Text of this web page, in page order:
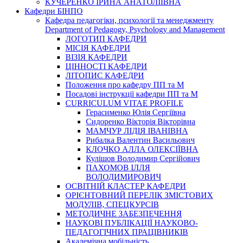
КУЧЕРЕНКО ІРИНА АНАТОЛІЇВНА
Кафедри БІНПО
Кафедра педагогіки, психології та менеджменту
Department of Pedagogy, Psychology and Management
ЛОГОТИП КАФЕДРИ
МІСІЯ КАФЕДРИ
ВІЗІЯ КАФЕДРИ
ЦІННОСТІ КАФЕДРИ
ЛІТОПИС КАФЕДРИ
Положення про кафедру ПП та М
Посадові інструкції кафедри ПП та М
CURRICULUM VITAE PROFILE
Герасименко Юлія Сергіївна
Сидоренко Вікторія Вікторівна
МАМЧУР ЛІДІЯ ІВАНІВНА
Рибалка Валентин Васильович
КЛОЧКО АЛЛА ОЛЕКСІЇВНА
Кулішов Володимир Сергійович
ПАХОМОВ ІЛЛЯ
ВОЛОДИМИРОВИЧ
ОСВІТНІЙ КЛАСТЕР КАФЕДРИ
ОРІЄНТОВНИЙ ПЕРЕЛІК ЗМІСТОВИХ
МОДУЛІВ, СПЕЦКУРСІВ
МЕТОДИЧНЕ ЗАБЕЗПЕЧЕННЯ
НАУКОВІ ПУБЛІКАЦІЇ НАУКОВО-
ПЕДАГОГІЧНИХ ПРАЦІВНИКІВ
Академічна мобільність